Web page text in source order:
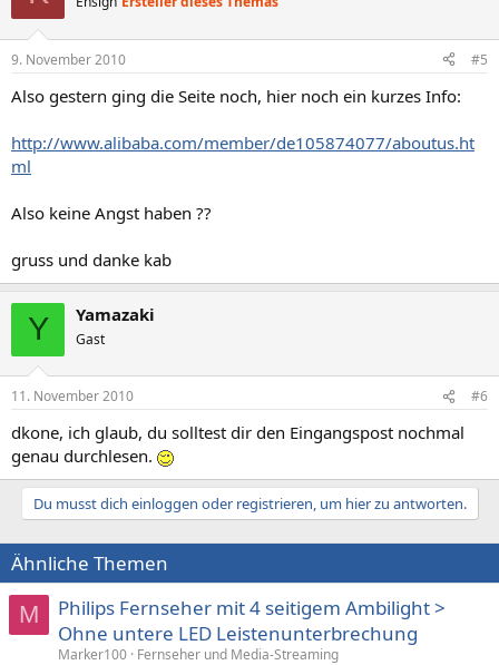
9. November 2010 #5
Also gestern ging die Seite noch, hier noch ein kurzes Info:
http://www.alibaba.com/member/de105874077/aboutus.ht
ml
Also keine Angst haben ??
gruss und danke kab
Y Yamazaki
Gast
11. November 2010 #6
dkone, ich glaub, du solltest dir den Eingangspost nochmal
genau durchlesen.
Du musst dich einloggen oder registrieren, um hier zu antworten.
Ähnliche Themen
M
Philips Fernseher mit 4 seitigem Ambilight >
Ohne untere LED Leistenunterbrechung
Marker100 Fernseher und Media-Streaming